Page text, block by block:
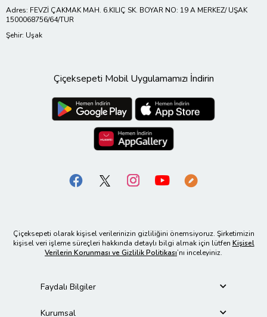
Adres: FEVZİ ÇAKMAK MAH. 6.KILIÇ SK. BOYAR NO: 19 A MERKEZ/ UŞAK
1500068756/64/TUR
Şehir: Uşak
Çiçeksepeti Mobil Uygulamamızı İndirin
Çiçeksepeti olarak kişisel verilerinizin gizliliğini önemsiyoruz. Şirketimizin
kişisel veri işleme süreçleri hakkında detaylı bilgi almak için lütfen Kişisel
Verilerin Korunması ve Gizlilik Politikası’nı inceleyiniz.
Faydalı Bilgiler
Kurumsal